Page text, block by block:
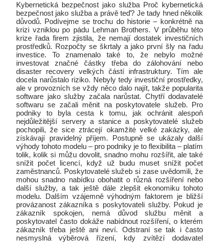
Kybernetická bezpečnost jako služba Proč kybernetická
bezpečnost jako služba a právě teď? Je tady hned několik
důvodů. Podívejme se trochu do historie – konkrétně na
krizi vzniklou po pádu Lehman Brothers. V průběhu této
krize řada firem zjistila, že nemají dostatek investičních
prostředků. Rozpočty se škrtaly a jako první šly na řadu
investice. To znamenalo také to, že nebylo možné
investovat značné částky třeba do zálohování nebo
disaster recovery velkých částí infrastruktury. Tím ale
docela narůstalo riziko. Nebyly tedy investiční prostředky,
ale v provozních se vždy něco dalo najít, takže popularita
software jako služby začala narůstat. Chytří dodavatelé
softwaru se začali měnit na poskytovatele služeb. Pro
podniky to byla cesta k tomu, jak ochránit alespoň
nejdůležitější servery a stanice a poskytovatelé služeb
pochopili, že sice ztrácejí okamžité velké zakázky, ale
získávají pravidelný příjem. Postupně se ukázaly další
výhody tohoto modelu – pro podniky je to flexibilita – platím
tolik, kolik si můžu dovolit, snadno mohu rozšířit, ale také
snížit počet licencí, když už budu muset snížit počet
zaměstnanců. Poskytovatelé služeb si zase uvědomili, že
mohou snadno nabídku obohatit o různá rozšíření nebo
další služby, a tak ještě dále zlepšit ekonomiku tohoto
modelu. Dalším vzájemně výhodným faktorem je bližší
provázanost zákazníka s poskytovateli služby. Pokud je
zákazník spokojen, nemá důvod službu měnit a
poskytovatel často dokáže nabídnout rozšíření, o kterém
zákazník třeba ještě ani neví. Odstraní se tak i často
nesmyslná výběrová řízení, kdy zvítězí dodavatel